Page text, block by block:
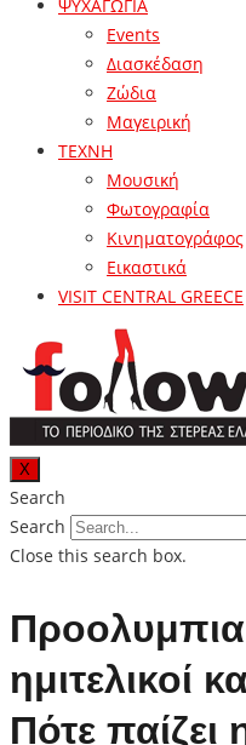
ΨΥΧΑΓΩΓΙΑ
Events
Διασκέδαση
Ζώδια
Μαγειρική
ΤΕΧΝΗ
Μουσική
Φωτογραφία
Κινηματογράφος
Εικαστικά
VISIT CENTRAL GREECE
X
Search
Search
Close this search box.
ημιτελικοί
Πότε